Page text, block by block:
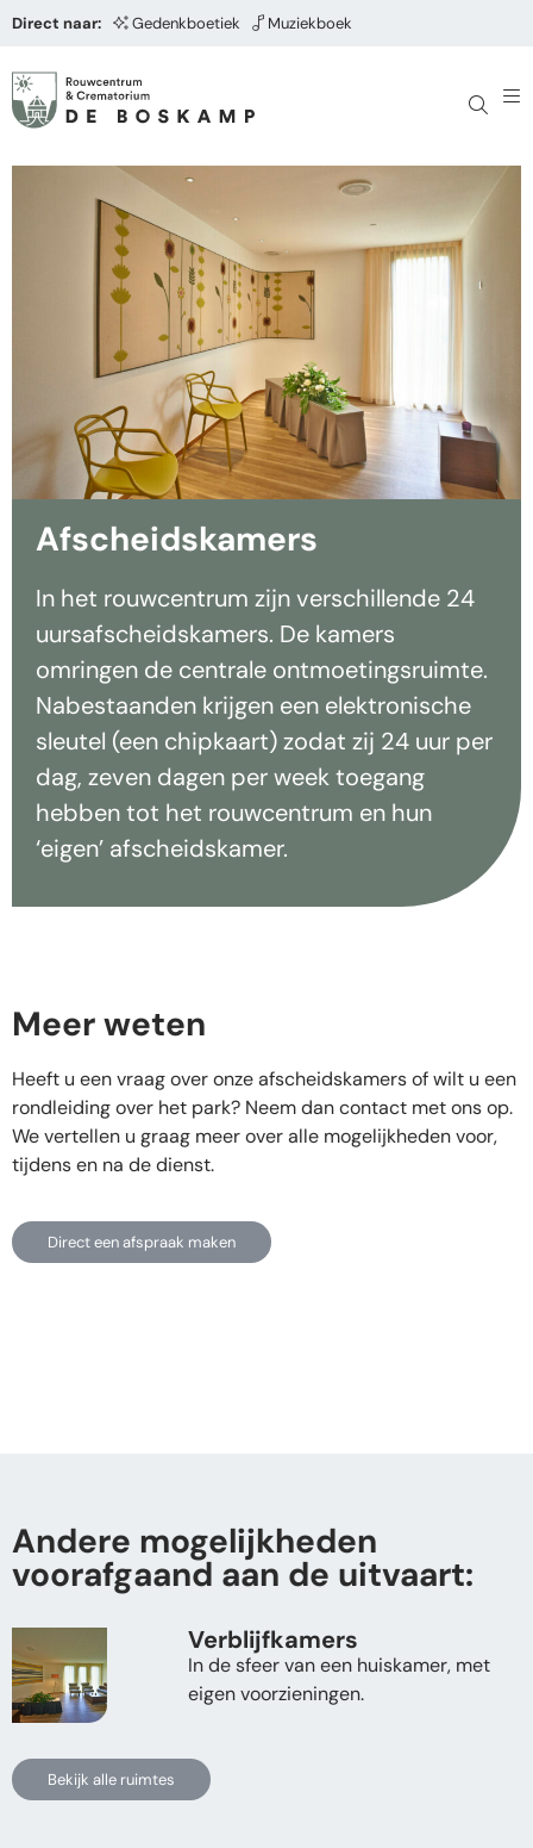
Direct naar: Gedenkboetiek Muziekboek
Afscheidskamers
In het rouwcentrum zijn verschillende 24
uursafscheidskamers. De kamers
omringen de centrale ontmoetingsruimte.
Nabestaanden krijgen een elektronische
sleutel (een chipkaart) zodat zij 24 uur per
dag, zeven dagen per week toegang
hebben tot het rouwcentrum en hun
‘eigen’ afscheidskamer.
Meer weten
Heeft u een vraag over onze afscheidskamers of wilt u een
rondleiding over het park? Neem dan contact met ons op.
We vertellen u graag meer over alle mogelijkheden voor,
tijdens en na de dienst.
Direct een afspraak maken
Andere mogelijkheden
voorafgaand aan de uitvaart:
Verblijfkamers
In de sfeer van een huiskamer, met
eigen voorzieningen.
Bekijk alle ruimtes